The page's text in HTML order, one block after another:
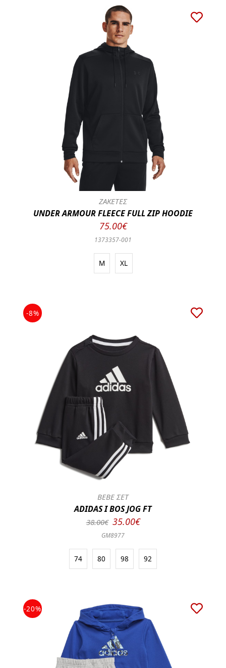
ΖΑΚΕΤΕΣ
UNDER ARMOUR FLEECE FULL ZIP HOODIE
75.00€
1373357-001
M XL
-8%
BEBE ΣΕΤ
ADIDAS I BOS JOG FT
38.00€ 35.00€
GM8977
74 80 98 92
-20%